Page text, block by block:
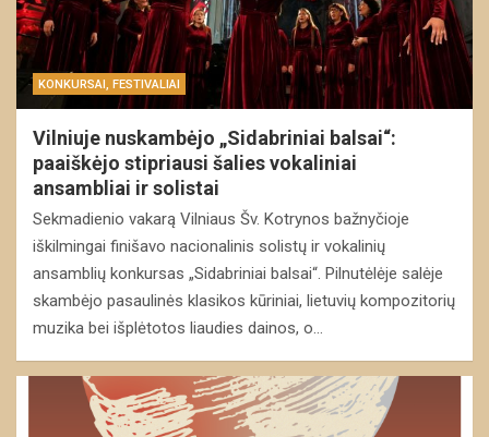
KONKURSAI, FESTIVALIAI
Vilniuje nuskambėjo „Sidabriniai balsai“:
paaiškėjo stipriausi šalies vokaliniai
ansambliai ir solistai
Sekmadienio vakarą Vilniaus Šv. Kotrynos bažnyčioje
iškilmingai finišavo nacionalinis solistų ir vokalinių
ansamblių konkursas „Sidabriniai balsai“. Pilnutėlėje salėje
skambėjo pasaulinės klasikos kūriniai, lietuvių kompozitorių
muzika bei išplėtotos liaudies dainos, o…